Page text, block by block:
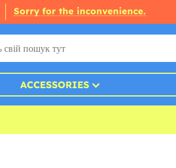
Sorry for the inconvenience.
ACCESSORIES